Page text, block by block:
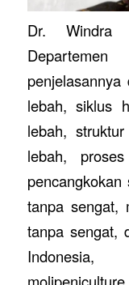
Dr. Windra
lebah, siklus
lebah,
lebah,
tanpa sengat,
tanpa sengat,